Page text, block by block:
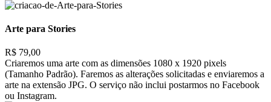
Arte para Stories
R$ 79,00
Criaremos uma arte com as dimensões 1080 x 1920 pixels
(Tamanho Padrão). Faremos as alterações solicitadas e enviaremos a
arte na extensão JPG. O serviço não inclui postarmos no Facebook
ou Instagram.